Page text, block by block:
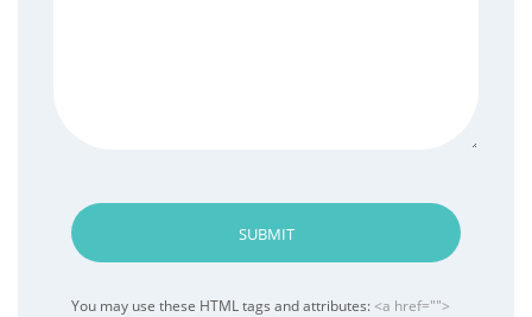
SUBMIT
You may use these HTML tags and attributes: <a href="">